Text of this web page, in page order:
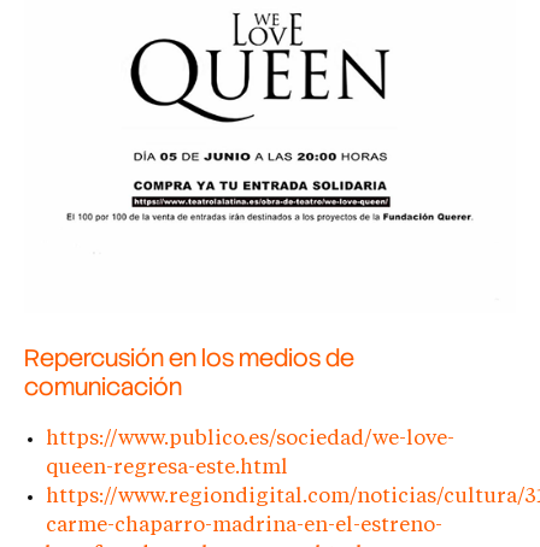
Repercusión en los medios de
comunicación
https://www.publico.es/sociedad/we-love-
queen-regresa-este.html
https://www.regiondigital.com/noticias/cultura/
carme-chaparro-madrina-en-el-estreno-